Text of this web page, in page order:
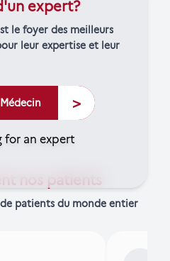
expert?
le foyer des meilleurs
leur expertise et leur
>
nos patients
patients du monde entier